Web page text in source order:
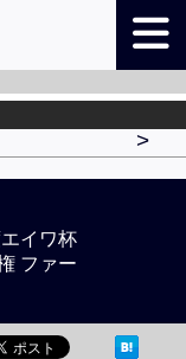
>
イワ杯
ファー